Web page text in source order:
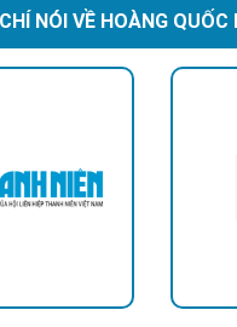
NÓI VỀ HOÀNG QUỐC